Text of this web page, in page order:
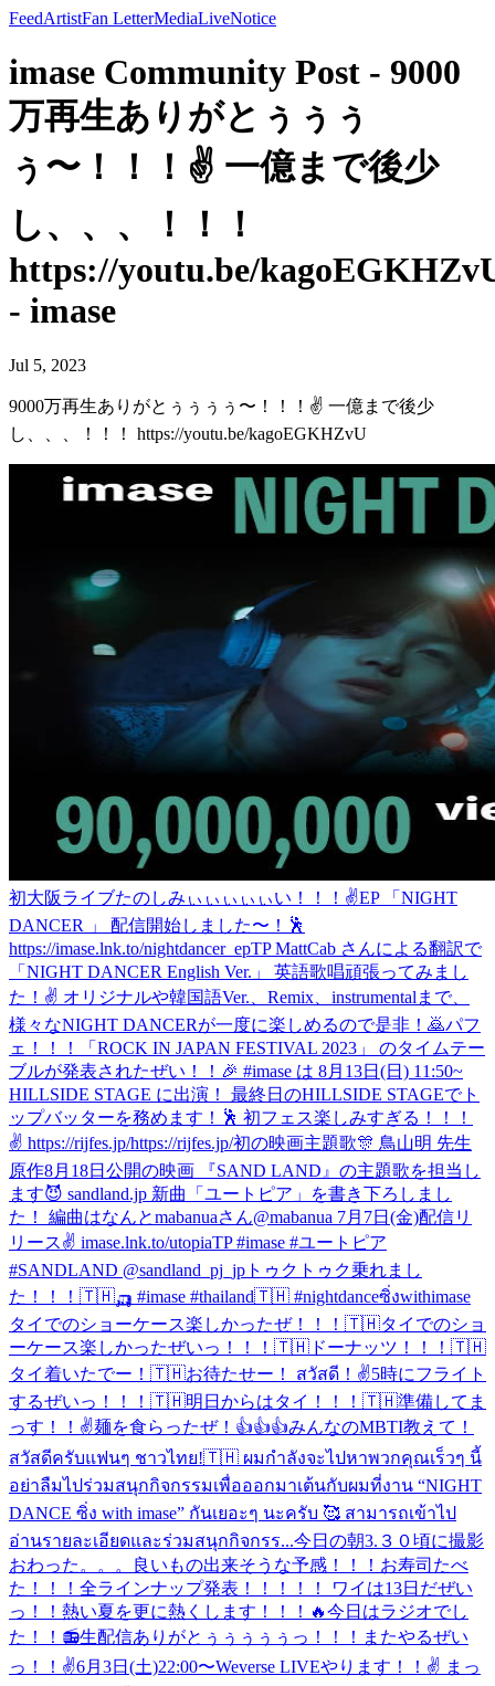
FeedArtistFan LetterMediaLiveNotice
imase Community Post - 9000
万再生ありがとぅぅぅ
ぅ〜！！！✌️ 一億まで後少
し、、、！！！
https://youtu.be/
- imase
Jul 5, 2023
9000万再生ありがとぅぅぅぅ〜！！！✌️ 一億まで後少
し、、、！！！ https://youtu.be/kagoEGKHZvU
初大阪ライブたのしみぃぃぃぃぃい！！！✌️EP 「NIGHT
DANCER 」 配信開始しました〜！🕺
https://imase.lnk.to/nightdancer_epTP MattCab さんによる翻訳で
「NIGHT DANCER English Ver.」 英語歌唱頑張ってみまし
た！✌️ オリジナルや韓国語Ver.、Remix、instrumentalまで、
様々なNIGHT DANCERが一度に楽しめるので是非！🙇パフ
ェ！！！
「ROCK IN JAPAN FESTIVAL 2023」 のタイムテー
ブルが発表されたぜい！！🎉 #imase は 8月13日(日) 11:50~
HILLSIDE STAGE に出演！ 最終日のHILLSIDE STAGEでト
ップバッターを務めます！🕺 初フェス楽しみすぎる！！！
✌️ https://rijfes.jp/https://rijfes.jp/初の映画主題歌🎊 鳥山明 先生
原作8月18日公開の映画 『SAND LAND』の主題歌を担当し
ます😈 sandland.jp 新曲「ユートピア」を書き下ろしまし
た！ 編曲はなんとmabanuaさん@mabanua 7月7日(金)配信リ
リース✌️ imase.lnk.to/utopiaTP #imase #ユートピア
#SANDLAND @sandland_pj_jp トゥクトゥク乗れまし
た！！！🇹🇭🛺 #imase #thailand🇹🇭 #nightdanceซิ่งwithimase
タイでのショーケース楽しかったぜ！！！🇹🇭タイでのショ
ーケース楽しかったぜいっ！！！🇹🇭 ドーナッツ！！！🇹🇭
タイ着いたでー！🇹🇭お待たせー！ สวัสดี！✌️5時にフライト
するぜいっ！！！🇹🇭明日からはタイ！！！🇹🇭準備してま
っす！！✌️麺を食らったぜ！ 👍👍👍みんなのMBTI教えて！
สวัสดีครับแฟนๆ ชาวไทย!🇹🇭 ผมกำลังจะไปหาพวกคุณเร็วๆ นี้
อย่าลืมไปร่วมสนุกกิจกรรมเพื่อออกมาเต้นกับผมที่งาน “NIGHT
DANCE ซิ่ง with imase” กันเยอะๆ นะครับ 🥰 สามารถเข้าไป
อ่านรายละเอียดและร่วมสนุกกิจกรร...今日の朝3.３０頃に撮影
おわった。。。良いもの出来そうな予感！！！ お寿司たべ
た！！！ 全ラインナップ発表！！！！！ ワイは13日だぜい
っ！！熱い夏を更に熱くします！！！🔥今日はラジオでし
た！！📻生配信ありがとぅぅぅぅぅっ！！！またやるぜい
っ！！✌️6月3日(土)22:00〜Weverse LIVEやります！！✌️ まっ